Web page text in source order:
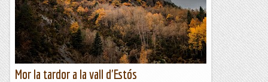
Mor la tardor a la vall d'Estós